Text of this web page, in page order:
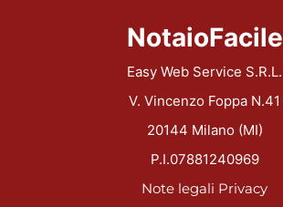
NotaioFacile
Easy Web Service S.R.L.
V. Vincenzo Foppa N.41
20144 Milano (MI)
P.I.07881240969
Note legali Privacy